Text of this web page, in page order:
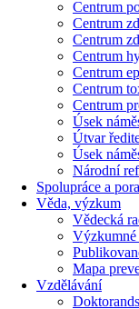
Centrum
Centrum
Centrum
Centrum
Centrum
Centrum
Centrum
Úsek
Útvar
Úsek
Národní
Spolupráce a
Věda, výzkum
Vědecká
Mapa
Vzdělávání